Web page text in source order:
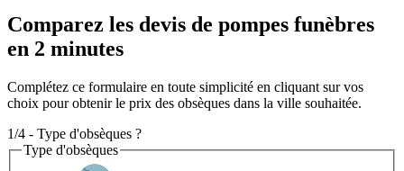
Comparez les devis de pompes funèbres
en 2 minutes
Complétez ce formulaire en toute simplicité en cliquant sur vos
choix pour obtenir le prix des obsèques dans la ville souhaitée.
1/4 - Type d'obsèques ?
Type d'obsèques